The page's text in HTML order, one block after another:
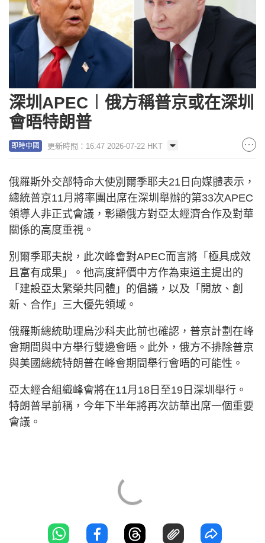
深圳APEC︱俄方稱普京或在深圳
會晤特朗普
即時中國 更新時間：16:47 2026-07-22 HKT
俄羅斯外交部特命大使別爾季耶夫21日向媒體表示，
總統普京11月將率團出席在深圳舉辦的第33次APEC
領導人非正式會議，彰顯俄方對亞太經濟合作及對華
關係的高度重視。
別爾季耶夫說，此次峰會對APEC而言將「極具成效
且富有成果」。他高度評價中方作為東道主提出的
「建設亞太繁榮共同體」的倡議，以及「開放、創
新、合作」三大優先領域。
俄羅斯總統助理烏沙科夫此前也確認，普京計劃在峰
會期間與中方舉行雙邊會晤。此外，俄方不排除普京
與美國總統特朗普在峰會期間舉行會晤的可能性。
亞太經合組織峰會將在11月18日至19日深圳舉行。
特朗普早前稱，今年下半年將再次訪華出席一個重要
會議。